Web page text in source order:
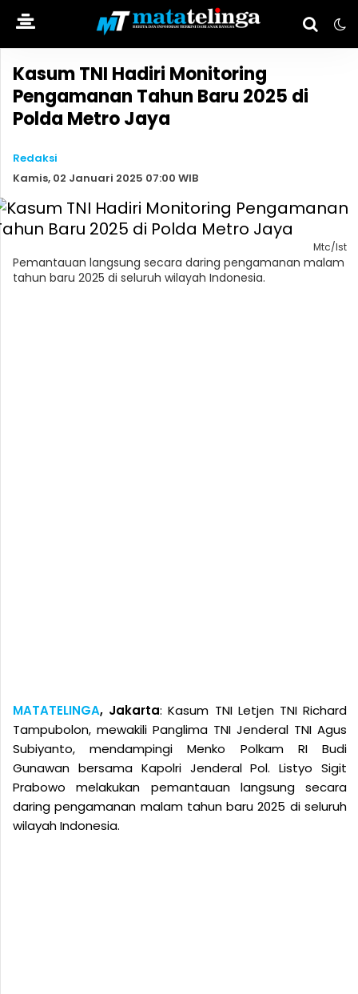
Kasum TNI Hadiri Monitoring
Pengamanan Tahun Baru 2025 di
Polda Metro Jaya
Redaksi
Kamis, 02 Januari 2025 07:00 WIB
Mtc/Ist
Pemantauan langsung secara daring pengamanan malam
tahun baru 2025 di seluruh wilayah Indonesia.
MATATELINGA, Jakarta: Kasum TNI Letjen TNI Richard
Tampubolon, mewakili Panglima TNI Jenderal TNI Agus
Subiyanto, mendampingi Menko Polkam RI Budi
Gunawan bersama Kapolri Jenderal Pol. Listyo Sigit
Prabowo melakukan pemantauan langsung secara
daring pengamanan malam tahun baru 2025 di seluruh
wilayah Indonesia.